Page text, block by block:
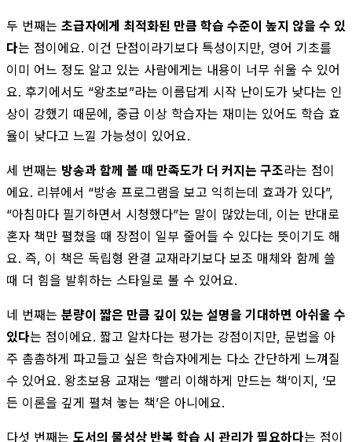
두 번째는 초급자에게 최적화된 만큼 학습 수준이 높지 않을 수 있
다는 점이에요. 이건 단점이라기보다 특성이지만, 영어 기초를
이미 어느 정도 알고 있는 사람에게는 내용이 너무 쉬울 수 있어
요. 후기에서도 “왕초보”라는 이름답게 시작 난이도가 낮다는 인
상이 강했기 때문에, 중급 이상 학습자는 재미는 있어도 학습 효
율이 낮다고 느낄 가능성이 있어요.
세 번째는 방송과 함께 볼 때 만족도가 더 커지는 구조라는 점이
에요. 리뷰에서 “방송 프로그램을 보고 익히는데 효과가 있다”,
“아침마다 필기하면서 시청했다”는 말이 많았는데, 이는 반대로
혼자 책만 펼쳤을 때 장점이 일부 줄어들 수 있다는 뜻이기도 해
요. 즉, 이 책은 독립형 완결 교재라기보다 보조 매체와 함께 쓸
때 더 힘을 발휘하는 스타일로 볼 수 있어요.
네 번째는 분량이 짧은 만큼 깊이 있는 설명을 기대하면 아쉬울 수
있다는 점이에요. 짧고 알차다는 평가는 강점이지만, 문법을 아
주 촘촘하게 파고들고 싶은 학습자에게는 다소 간단하게 느껴질
수 있어요. 왕초보용 교재는 ‘빨리 이해하게 만드는 책’이지, ‘모
든 이론을 깊게 펼쳐 놓는 책’은 아니에요.
다섯 번째는 도서의 물성상 반복 학습 시 관리가 필요하다는 점이